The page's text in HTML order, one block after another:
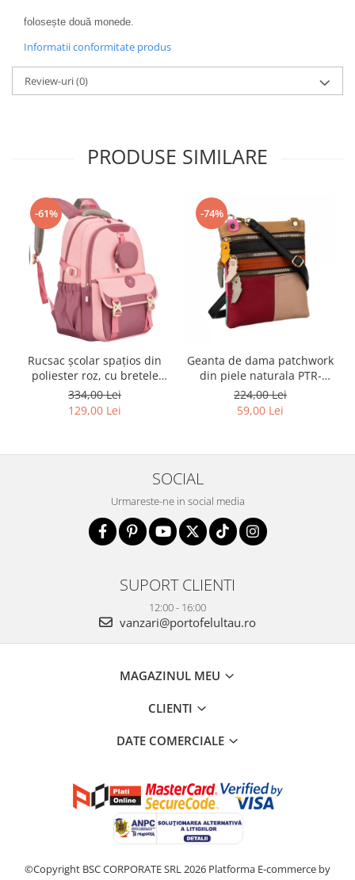
folosește două monede.
Informatii conformitate produs
Review-uri(0)
PRODUSE SIMILARE
-61%
Rucsac școlar spațios din
poliester roz, cu bretele
reglabile - Peterson PTR-
PTN 8610-1327 PINK
334,00 Lei
129,00 Lei
-74%
Geanta de dama patchwork
din piele naturala PTR-
1718-SKL-6922 MULTI
224,00 Lei
59,00 Lei
SOCIAL
Urmareste-ne in social media
SUPORT CLIENTI
12:00 - 16:00
vanzari@portofelultau.ro
MAGAZINUL MEU
CLIENTI
DATE COMERCIALE
©Copyright BSC CORPORATE SRL 2026 Platforma E-commerce by